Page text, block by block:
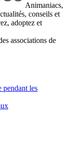
Animaniacs,
conseils et
adoptez et
associations de
pendant les